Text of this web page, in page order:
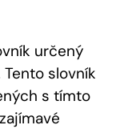
určený
slovník
s tímto